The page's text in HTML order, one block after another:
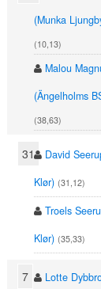
(Munka
(10,13)
Malou
(Ängelholms
(38,63)
31
David
Klør) (31,12)
Troels
Klør) (35,33)
7
Lotte